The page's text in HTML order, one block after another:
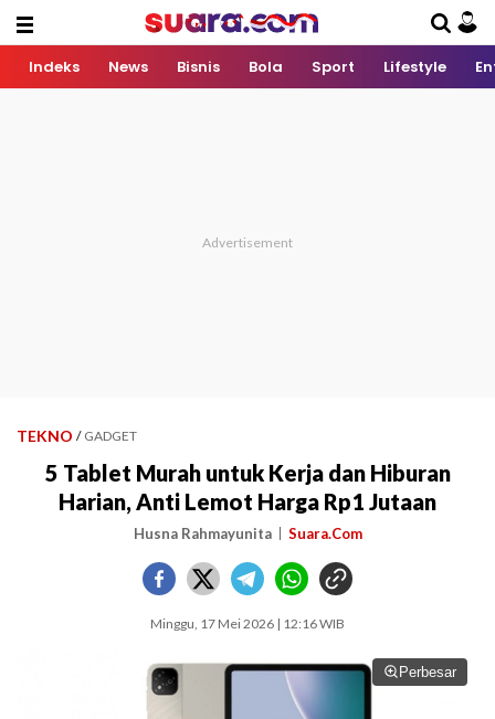
Indeks News Bisnis Bola Sport Lifestyle
TEKNO / GADGET
5 Tablet Murah untuk Kerja dan Hiburan
Harian, Anti Lemot Harga Rp1 Jutaan
Husna Rahmayunita Suara.Com
Minggu, 17 Mei 2026 | 12:16 WIB
Perbesar